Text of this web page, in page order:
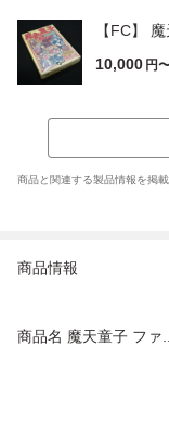
【FC】
10,000 円
商品と関連する製品情報を掲
商品情報
商品名 魔天童子 ファ...